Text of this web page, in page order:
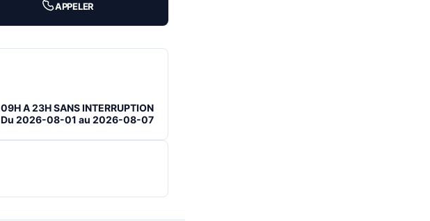
APPELER
A 23H SANS INTERRUPTION
Du 2026-08-01 au 2026-08-07